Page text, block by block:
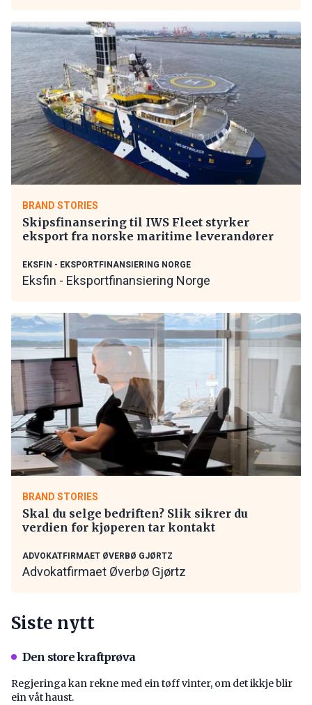
BRAND STORIES
Skipsfinansering til IWS Fleet styrker
eksport fra norske maritime leverandører
EKSFIN - EKSPORTFINANSIERING NORGE
Eksfin - Eksportfinansiering Norge
BRAND STORIES
Skal du selge bedriften? Slik sikrer du
verdien før kjøperen tar kontakt
ADVOKATFIRMAET ØVERBØ GJØRTZ
Advokatfirmaet Øverbø Gjørtz
Siste nytt
Den store kraftprøva
Regjeringa kan rekne med ein tøff vinter, om det ikkje blir
ein våt haust.